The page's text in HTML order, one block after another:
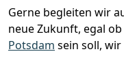
Gerne begleiten wir
neue Zukunft, egal ob
Potsdam sein soll,